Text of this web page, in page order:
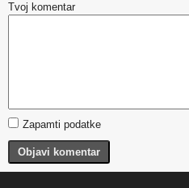
Tvoj komentar
Zapamti podatke
Objavi komentar